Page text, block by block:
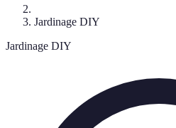
Jardinage DIY
Jardinage DIY